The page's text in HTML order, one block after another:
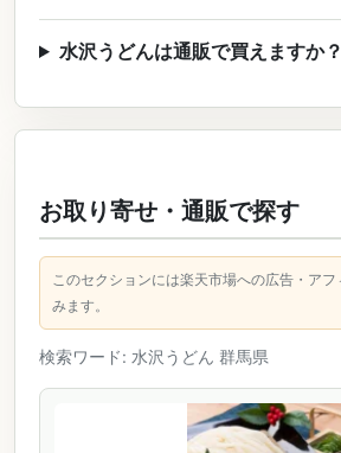
水沢うどんは通販で買えますか？
お取り寄せ・通販で探す
このセクションには楽天市場への広告・ア
みます。
検索ワード: 水沢うどん 群馬県